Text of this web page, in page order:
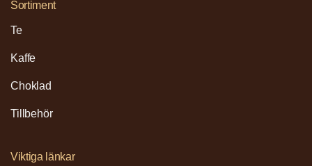
Sortiment
Te
Kaffe
Choklad
Tillbehör
Viktiga länkar